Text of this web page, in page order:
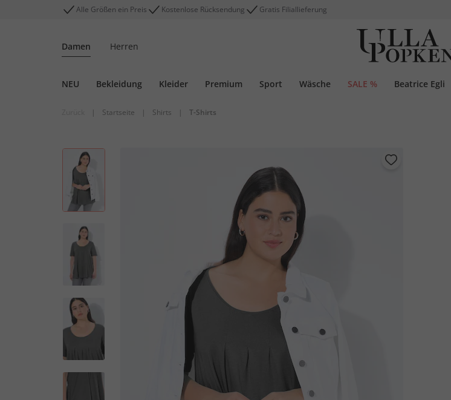
Alle Größen ein Preis Kostenlose Rücksendung Gratis Filiallieferung
Damen Herren
NEU Bekleidung Kleider Premium Sport Wäsche SALE % Beatrice Egli
| Startseite | Shirts | T-Shirts